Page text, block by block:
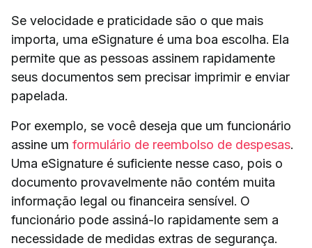
Se velocidade e praticidade são o que mais
importa, uma eSignature é uma boa escolha. Ela
permite que as pessoas assinem rapidamente
seus documentos sem precisar imprimir e enviar
papelada.
Por exemplo, se você deseja que um funcionário
assine um formulário de reembolso de despesas.
Uma eSignature é suficiente nesse caso, pois o
documento provavelmente não contém muita
informação legal ou financeira sensível. O
funcionário pode assiná-lo rapidamente sem a
necessidade de medidas extras de segurança.